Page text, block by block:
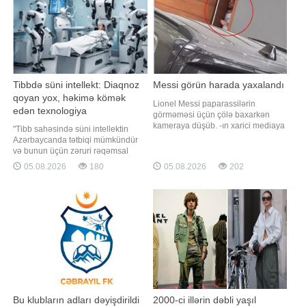
Tibbdə süni intellekt: Diaqnoz
qoyan yox, həkimə kömək
edən texnologiya
"Tibb sahəsində süni intellektin
Azərbaycanda tətbiqi mümkündür
və bunun üçün zəruri rəqəmsal
infrastruktur tədricən formalaşır.
Təsadüfi deyil ki, ölkədə qəbul
Süni İntellekt Strategiyası
çərçivəsində səhiyyədə tibbi
məlumatların vahid informasiya
mühitində inteqrasiyas
05.08.2026 180
Messi görün harada yaxalandı
Lionel Messi paparassilərin
görməməsi üçün çölə baxarkən
kameraya düşüb. -ın xarici mediaya
anda yaxalanıb və bu, maraqlı
olub. Dünya futbolunun
ulduzlarından biri olan Lione
05.08.2026 202
Bu klubların adları dəyişdirildi
2000-ci illərin dəbli yaşıl